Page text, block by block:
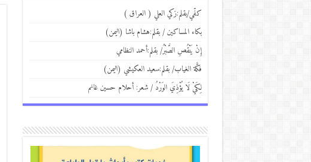
كفّي/بقلم:زكي العلي ( العراق )
بكاء المساكين / بقلم:هشام باشا (اليمن)
إِنْ يَنْقُصِ الصَّبْرُ/ بقلم:أحمد النظامي
فكَّة الغياب/ بقلم:سعيد العكيشي (اليمن)
لِكَيْ لَا يُؤْذِيَ الوَرْدُ / شعر: أحلام حسين غانم